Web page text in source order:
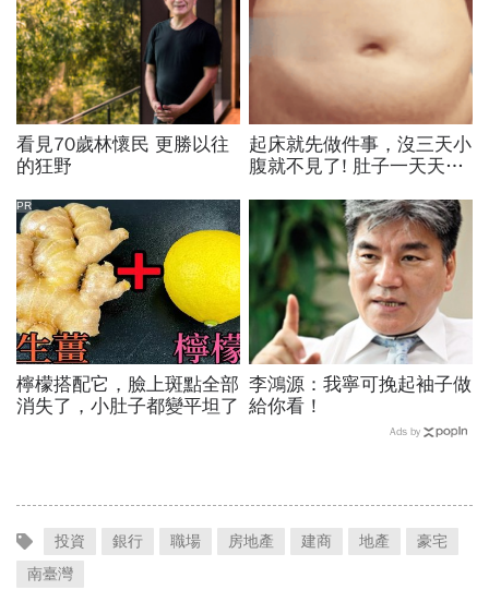
看見70歲林懷民 更勝以往
的狂野
起床就先做件事，沒三天小
腹就不見了! 肚子一天天變
檸檬搭配它，臉上斑點全部
消失了，小肚子都變平坦了
PR
李鴻源：我寧可挽起袖子做
給你看！
Ads by
投資 銀行 職場 房地產 建商 地產
豪宅
南臺灣